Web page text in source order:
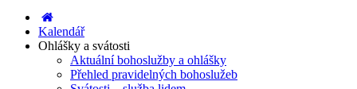
Kalendář
Ohlášky a svátosti
Aktuální bohoslužby a ohlášky
Přehled pravidelných bohoslužeb